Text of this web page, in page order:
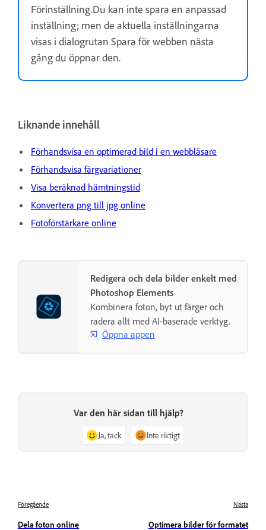
Förinställning.Du kan inte spara en anpassad
inställning; men de aktuella inställningarna
visas i dialogrutan Spara för webben nästa
gång du öppnar den.
Liknande innehåll
Förhandsvisa en optimerad bild i en webbläsare
Förhandsvisa färgvariationer
Visa beräknad hämtningstid
Konvertera png till jpg online
Fotoförstärkare online
Redigera och dela bilder enkelt med
Photoshop Elements
Kombinera foton, byt ut färger och
radera allt med AI-baserade verktyg.
Öppna appen
Var den här sidan till hjälp?
Ja, tack Inte riktigt
Föregående
Dela foton online
Nästa
Optimera bilder för formatet